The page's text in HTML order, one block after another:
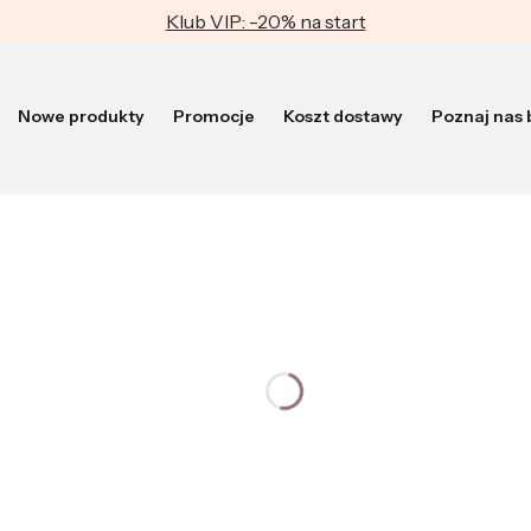
Klub VIP: -20% na start
Nowe produkty Promocje Koszt dostawy Poznaj nas